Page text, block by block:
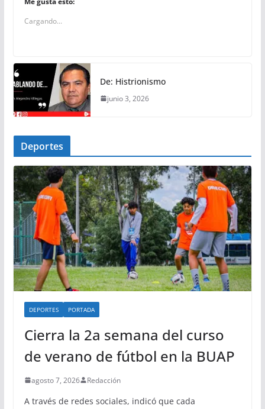
Cargando...
De: Histrionismo
junio 3, 2026
Deportes
DEPORTES PORTADA
Cierra la 2a semana del curso
de verano de fútbol en la BUAP
agosto 7, 2026 Redacción
A través de redes sociales, indicó que cada